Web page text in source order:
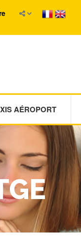
AÉROPORT